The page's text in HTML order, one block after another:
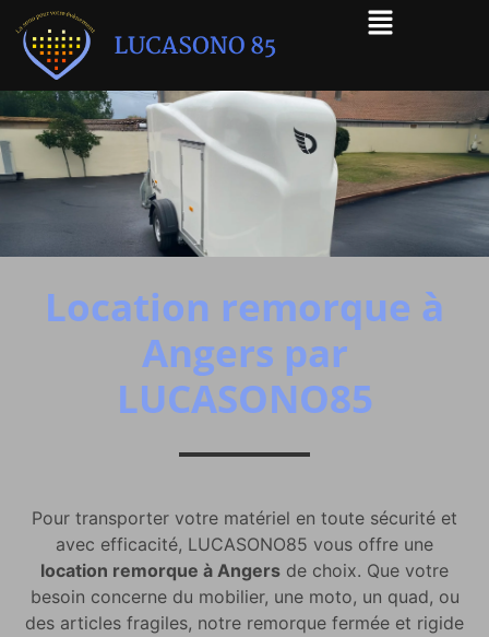
Location remorque à
Angers par
LUCASONO85
Pour transporter votre matériel en toute sécurité et
avec efficacité, LUCASONO85 vous offre une
location remorque à Angers de choix. Que votre
besoin concerne du mobilier, une moto, un quad, ou
des articles fragiles, notre remorque fermée et rigide